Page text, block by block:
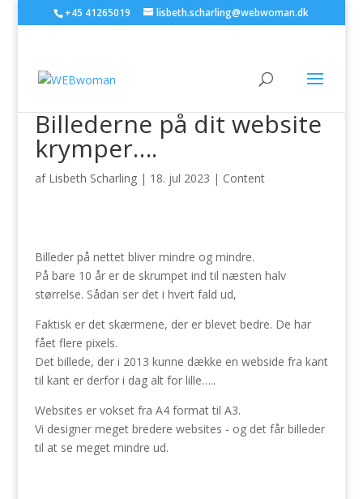
+45 41265019 lisbeth.scharling@webwoman.dk
Billederne på dit website
krymper….
af Lisbeth Scharling| 18. jul 2023 | Content
Billeder på nettet bliver mindre og mindre.
På bare 10 år er de skrumpet ind til næsten halv
størrelse. Sådan ser det i hvert fald ud,
Faktisk er det skærmene, der er blevet bedre. De har
fået flere pixels.
Det billede, der i 2013 kunne dække en webside fra kant
til kant er derfor i dag alt for lille…..
Websites er vokset fra A4 format til A3.
Vi designer meget bredere websites - og det får billeder
til at se meget mindre ud.